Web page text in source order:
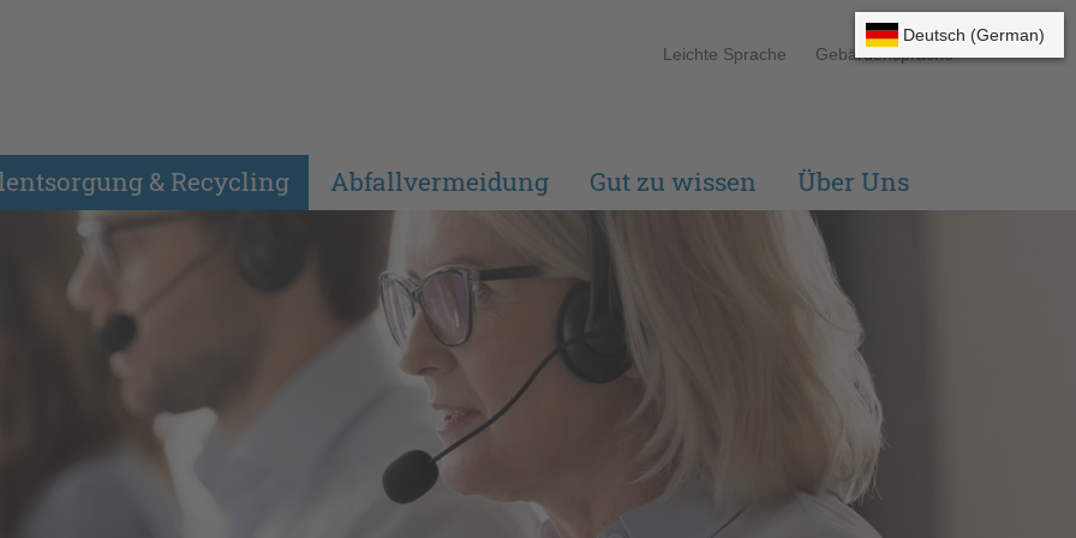
Leichte Sprache Gebärdensprache
& Recycling Abfallvermeidung Gut zu wissen Über Uns